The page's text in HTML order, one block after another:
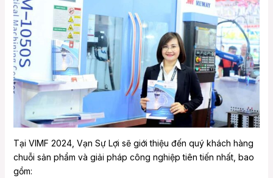
Tại VIMF 2024, Vạn Sự Lợi sẽ giới thiệu đến quý khách hàng
chuỗi sản phẩm và giải pháp công nghiệp tiên tiến nhất, bao
gồm: